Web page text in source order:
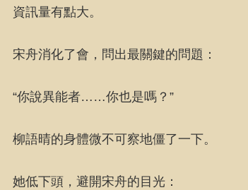
資訊量有點大。
宋舟消化了會，問出最關鍵的問題：
“你說異能者……你也是嗎？”
柳語晴的身體微不可察地僵了一下。
她低下頭，避開宋舟的目光：